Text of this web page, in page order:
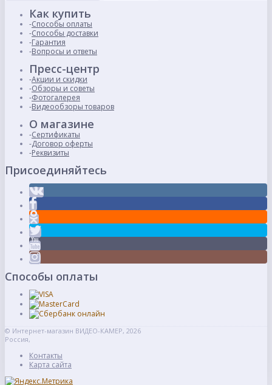
Как купить
Способы оплаты
Способы доставки
Гарантия
Вопросы и ответы
Пресс-центр
Акции и скидки
Обзоры и советы
Фотогалерея
Видеообзоры товаров
О магазине
Сертификаты
Договор оферты
Реквизиты
Присоединяйтесь
Способы оплаты
© Интернет-магазин ВИДЕО-КАМЕР, 2026
Россия,
Контакты
Карта сайта